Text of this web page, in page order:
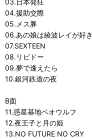
03.日本発狂
04.援助交際
05.メス豚
06.あの娘は綾波レイが好き
07.SEXTEEN
08.リビドー
09.夢で逢えたら
10.銀河鉄道の夜
B面
11.惑星基地ベオウルフ
12.夜王子と月の姫
13.NO FUTURE NO CRY